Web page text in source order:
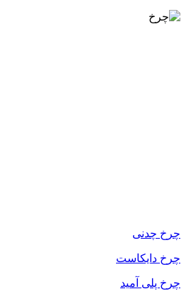
چرخ چدنی
چرخ دایکاست
چرخ پلی آمید